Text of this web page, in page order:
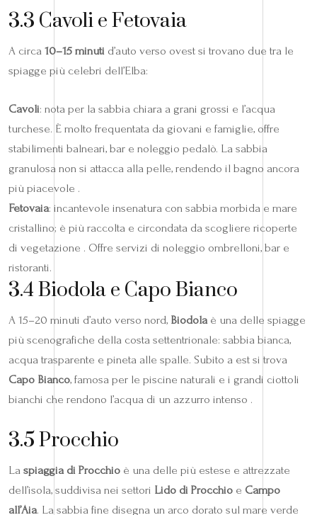
3.3 Cavoli e Fetovaia
A circa 10–15 minuti d’auto verso ovest si trovano due tra le
spiagge più celebri dell’Elba:
Cavoli: nota per la sabbia chiara a grani grossi e l’acqua
turchese. È molto frequentata da giovani e famiglie, offre
stabilimenti balneari, bar e noleggio pedalò. La sabbia
granulosa non si attacca alla pelle, rendendo il bagno ancora
più piacevole .
Fetovaia: incantevole insenatura con sabbia morbida e mare
cristallino; è più raccolta e circondata da scogliere ricoperte
di vegetazione . Offre servizi di noleggio ombrelloni, bar e
ristoranti.
3.4 Biodola e Capo Bianco
A 15–20 minuti d’auto verso nord, Biodolaè una delle spiagge
più scenografiche della costa settentrionale: sabbia bianca,
acqua trasparente e pineta alle spalle. Subito a est si trova
Capo Bianco, famosa per le piscine naturali e i grandi ciottoli
bianchi che rendono l’acqua di un azzurro intenso .
3.5 Procchio
La spiaggia di Procchio è una delle più estese e attrezzate
dell’isola, suddivisa nei settori Lido di Procchio e Campo
all’Aia. La sabbia fine disegna un arco dorato sul mare verde